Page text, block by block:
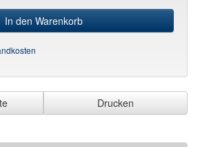
In den Warenkorb
Drucken